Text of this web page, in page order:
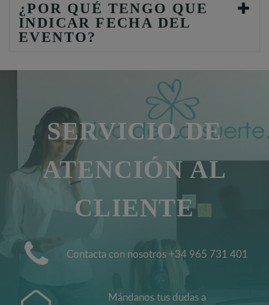
¿POR QUÉ TENGO QUE
INDICAR FECHA DEL
EVENTO?
SERVICIO DE
ATENCIÓN AL
CLIENTE
Contacta con nosotros +34 965 731 401
Mándanos tus dudas a